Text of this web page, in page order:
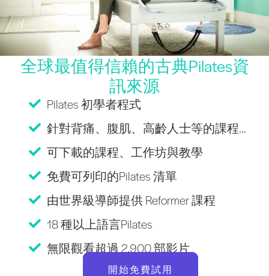
全球最值得信賴的古典Pilates資
訊來源
Pilates 初學者程式
針對背痛、腹肌、高齡人士等的課程...
可下載的課程、工作坊與教學
免費可列印的Pilates 清單
由世界級導師提供 Reformer 課程
18 種以上語言Pilates
無限觀看超過 2,900 部影片
開始免費試用